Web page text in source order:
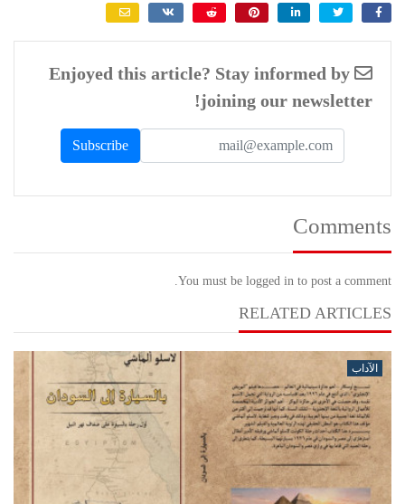
Enjoyed this article? Stay informed by
joining our newsletter!
Comments
You must be logged in to post a comment.
RELATED ARTICLES
الآداب